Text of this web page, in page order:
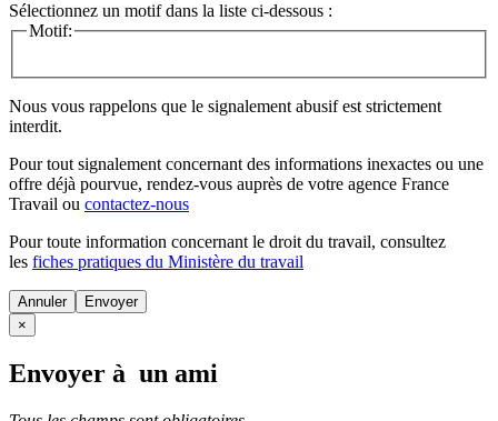
Sélectionnez un motif dans la liste ci-dessous :
Motif:
Nous vous rappelons que le signalement abusif est strictement
interdit.
Pour tout signalement concernant des informations inexactes ou une
offre déjà pourvue, rendez-vous auprès de votre agence France
Travail ou contactez-nous
Pour toute information concernant le droit du travail, consultez
les fiches pratiques du Ministère du travail
Annuler
×
Envoyer à un ami